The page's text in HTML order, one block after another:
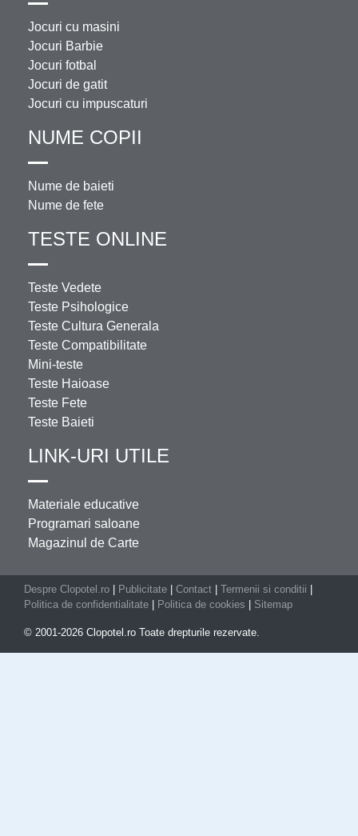
Jocuri cu masini
Jocuri Barbie
Jocuri fotbal
Jocuri de gatit
Jocuri cu impuscaturi
NUME COPII
Nume de baieti
Nume de fete
TESTE ONLINE
Teste Vedete
Teste Psihologice
Teste Cultura Generala
Teste Compatibilitate
Mini-teste
Teste Haioase
Teste Fete
Teste Baieti
LINK-URI UTILE
Materiale educative
Programari saloane
Magazinul de Carte
Despre Clopotel.ro Publicitate Contact Termenii si conditii
Politica de confidentialitate
Politica de cookies Sitemap
© 2001-2026 Clopotel.ro Toate drepturile rezervate.